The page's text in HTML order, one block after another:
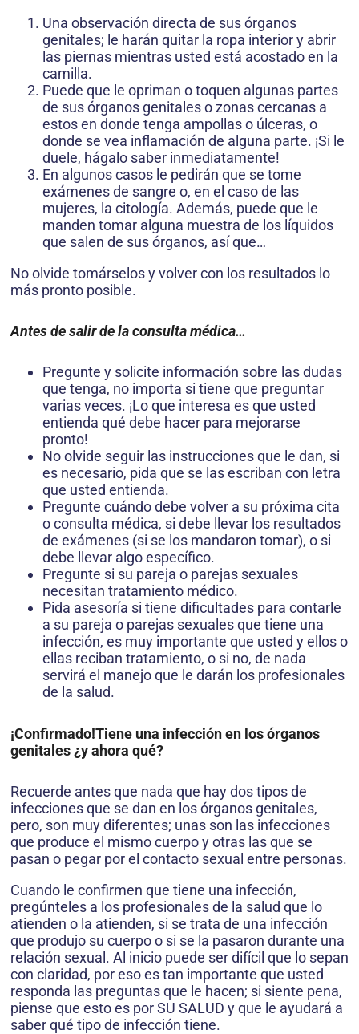
Una observación directa de sus órganos
genitales; le harán quitar la ropa interior y abrir
las piernas mientras usted está acostado en la
camilla.
Puede que le opriman o toquen algunas partes
de sus órganos genitales o zonas cercanas a
estos en donde tenga ampollas o úlceras, o
donde se vea inflamación de alguna parte. ¡Si le
duele, hágalo saber inmediatamente!
En algunos casos le pedirán que se tome
exámenes de sangre o, en el caso de las
mujeres, la citología. Además, puede que le
manden tomar alguna muestra de los líquidos
que salen de sus órganos, así que…
No olvide tomárselos y volver con los resultados lo
más pronto posible.
Antes de salir de la consulta médica…
Pregunte y solicite información sobre las dudas
que tenga, no im­porta si tiene que preguntar
varias veces. ¡Lo que interesa es que usted
entienda qué debe hacer para mejorarse
pronto!
No olvide seguir las instrucciones que le dan, si
es necesario, pida que se las escriban con letra
que usted entienda.
Pregunte cuándo debe volver a su próxima cita
o consulta médica, si debe llevar los resultados
de exámenes (si se los mandaron tomar), o si
debe llevar algo específico.
Pregunte si su pareja o parejas sexuales
necesitan tratamiento mé­dico.
Pida asesoría si tiene dificultades para contarle
a su pareja o parejas sexuales que tiene una
infección, es muy importante que usted y ellos o
ellas reciban tratamiento, o si no, de nada
servirá el manejo que le darán los profesionales
de la salud.
¡Confirmado!Tiene una infección en los órganos
genitales ¿y ahora qué?
Recuerde antes que nada que hay dos tipos de
infecciones que se dan en los órganos genitales,
pero, son muy diferentes; unas son las infecciones
que produce el mismo cuerpo y otras las que se
pasan o pegar por el contacto sexual entre personas.
Cuando le confirmen que tiene una infección,
pregúnteles a los profe­sionales de la salud que lo
atienden o la atienden, si se trata de una infección
que produjo su cuerpo o si se la pasaron durante una
relación sexual. Al inicio puede ser difícil que lo sepan
con claridad, por eso es tan importante que usted
responda las preguntas que le hacen; si siente pena,
piense que esto es por SU SALUD y que le ayudará a
saber qué tipo de infección tiene.